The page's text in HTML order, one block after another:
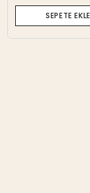
SEPETE EKLE